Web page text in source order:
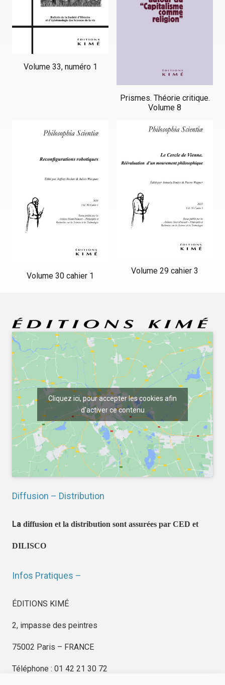
Volume 33, numéro 1
Prismes. Théorie critique.
Volume 8
Volume 30 cahier 1
Volume 29 cahier 3
Cliquez ici, pour accepter les cookies afin
d'activer ce contenu
Diffusion – Distribution
La diffusion et la distribution sont assurées par CED et
DILISCO
Infos Pratiques –
ÉDITIONS KIMÉ
2, impasse des peintres
75002 Paris – FRANCE
Téléphone : 01 42 21 30 72